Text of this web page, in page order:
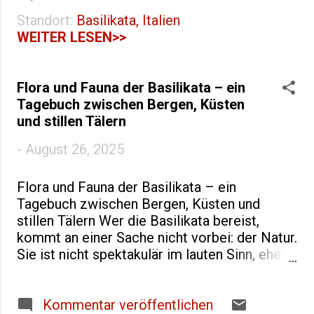
Wachstum hier ist komplex: Tourismus als
Motor, kleine digitale Initiativen, erste Start-
ups – und eine strukturelle Entwicklung, die
Wachstumstreiber Tourismus ist in Basilikata
nicht neu, aber er hat sich in den letzten
Jahren stark gewandelt. Ein entscheidender
Punkt: Matera wurde 2019 Europäische
Kulturhauptstadt. Allein in diesem Jahr
reisten über 700.000 Besucher in die Stadt –
für eine Region, die insgesamt weniger als
600.000 Einwohner hat, eine enorme Zahl. Die
Hotellerie explodierte, Airbnb-Angebote
schossen hoch, Restaurants und Cafés
profitierten massiv. Aber: Der Tourismus ist
stark konzentriert. Matera ...
Standort: Basilikata, Italien
WEITER LESEN>>
Flora und Fauna der Basilikata – ein
Tagebuch zwischen Bergen, Küsten
und stillen Tälern
- August 26, 2025
Flora und Fauna der Basilikata – ein
Tagebuch zwischen Bergen, Küsten und
stillen Tälern Wer die Basilikata bereist,
kommt an einer Sache nicht vorbei: der Natur.
Sie ist nicht spektakulär im lauten Sinn, eher
modernen Welt ist. Hier im Basilikata
Kommentar veröffentlichen